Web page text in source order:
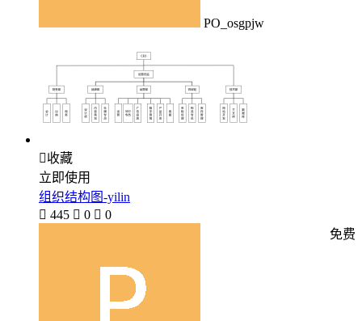
PO_osgpjw
收藏
立即使用
组织结构图-yilin
 445  0  0
免费